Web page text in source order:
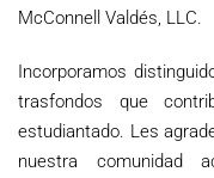
McConnell Valdés, LLC.
Incorporamos
trasfondos que
estudiantado. Les
nuestra comunidad